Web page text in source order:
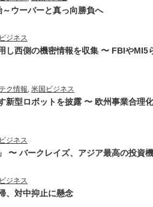
ウーバーと真っ向勝負へ
ジネス
し西側の機密情報を収集 〜 FBIやMI5
ク情報, 米国ビジネス
新型ロボットを披露 〜 欧州事業合理
ジネス
〜 バークレイズ、アジア最高の投資
ジネス
、対中抑止に懸念